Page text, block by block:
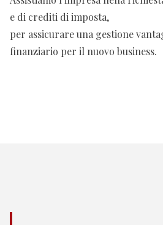
e di crediti di imposta,
per assicurare una gestione
finanziario per il nuovo business.